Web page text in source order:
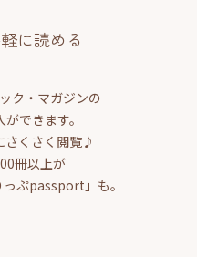
に読める
ク・マガジンの
できます。
さくさく閲覧♪
冊以上が
ぷpassport」も。